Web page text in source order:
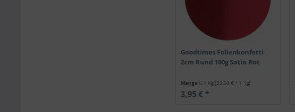
Goodtimes Folienkonfetti
2cm Rund 100g Satin Rot
Menge 0.1 Kg(39,50 € / 1 Kg)
3,95 € *